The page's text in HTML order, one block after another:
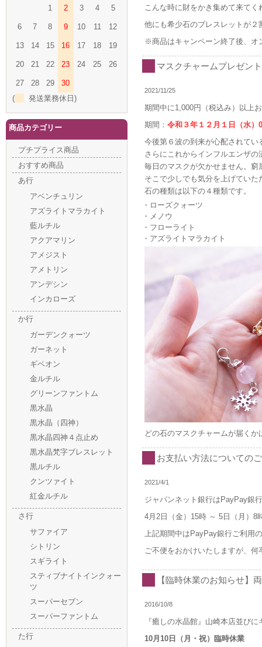
こんな時に財をかき集めて来て
他にも希少石のブレスレットが
※商品はキャンペーン終了後、オ
マスクチャームプレゼン
2021/11/25
期間中に1,000円（税込み）以上
期間： 令和３年１２月１日（水
今後第６波の到来が心配されて
さらにこれからインフルエンザの
毎日のマスクが欠かせません。
そこで少しでも気分を上げていた
石の種類は以下の４種類です。
・ローズクォーツ
・メノウ
・フローライト
・アズライトマラカイト
どの石のマスクチャームが届く
お支払い方法についての
2021/4/1
ジャパンネット銀行はPayPay銀
4月2日（金）15時 ～ 5日（月）
上記期間中はPayPay銀行ご利用
ご不便をおかけいたしますが、何
【臨時休業のお知らせ】
2016/10/8
『癒しの水晶館』山崎本店並び
10月10日（月・祝）臨時休業
1
2 3 4 5
6 7 8 9 10 11 12
13 14 15 16 17 18 19
20 21 22 23 24 25 26
27 28 29
30
(
発送業務休日)
商品カテゴリー
プチプライス商品
おすすめ商品
あ行
アベンチュリン
アズライトマラカイト
藍ルチル
アクアマリン
アメジスト
アメトリン
アンデシン
インカローズ
か行
ガーデンクォーツ
ガーネット
ギベオン
金ルチル
グリーンファントム
黒水晶
黒水晶（四神）
黒水晶四神４点止め
黒水晶梵字ブレスレット
黒ルチル
クンツァイト
紅金ルチル
さ行
サファイア
シトリン
スギライト
スティブナイトインクォー
ツ
スーパーセブン
スーパーファントム
た行